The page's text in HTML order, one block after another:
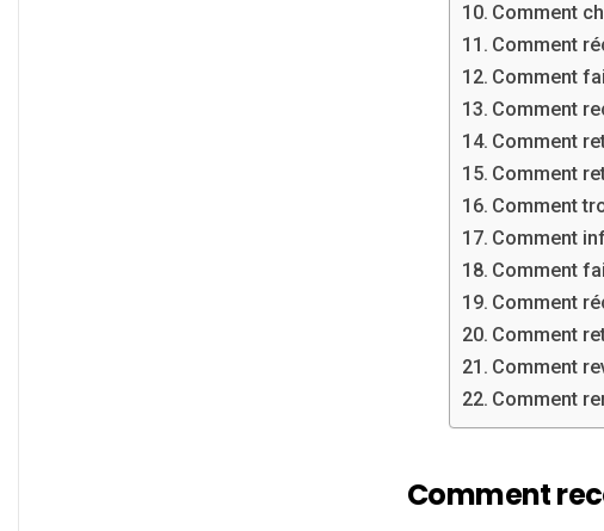
Comment
Comment
Comment
Comment
Comment
Comment
Comment
Comment
Comment
Comment
Comment
Comment
Comment
Comment